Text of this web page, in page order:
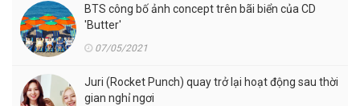
BTS công bố ảnh concept trên bãi biển của CD
'Butter'
07/05/2021
Juri (Rocket Punch) quay trở lại hoạt động sau thời
gian nghỉ ngơi